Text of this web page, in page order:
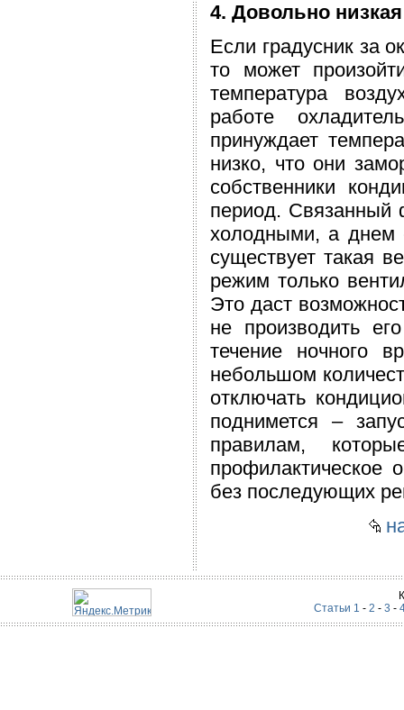
4. Довольно
Если градусник за
то может
температура
работе
принуждает
низко, что они
собственники
период. Связанный
холодными, а днем
существует такая
режим только
Это даст
не производить
течение ночного
небольшом
отключать
поднимется –
правилам,
профилактическое
без последующих
Статьи 1 - 2 - 3 -